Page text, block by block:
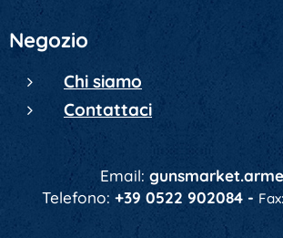
Negozio
Chi siamo
Contattaci
Email:
Telefono: +39 0522 902084 - Fax: